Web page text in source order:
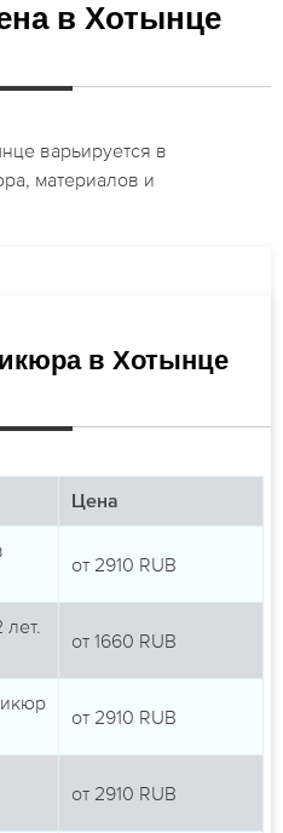
в Хотынце
варьируется в
материалов и
в Хотынце
Цена
от 2910 RUB
от 1660 RUB
от 2910 RUB
от 2910 RUB